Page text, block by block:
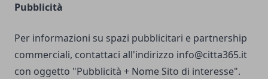
Pubblicità
Per informazioni su spazi pubblicitari e partnership
commerciali, contattaci all'indirizzo info@citta365.it
con oggetto "Pubblicità + Nome Sito di interesse".